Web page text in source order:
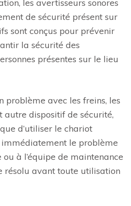
les avertisseurs sonores
de sécurité présent sur
sont conçus pour prévenir
la sécurité des
présentes sur le lieu
problème avec les freins, les
autre dispositif de sécurité,
d’utiliser le chariot
le problème
à l’équipe de maintenance
résolu avant toute utilisation